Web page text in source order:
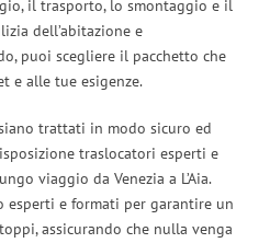
il trasporto, lo smontaggio e il
dell’abitazione e
puoi scegliere il pacchetto che
e alle tue esigenze.
trattati in modo sicuro ed
traslocatori esperti e
viaggio da Venezia a L’Aia.
e formati per garantire un
assicurando che nulla venga